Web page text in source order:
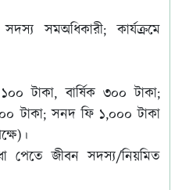
সমঅধিকারী; কার্যক্রমে
টাকা, বার্ষিক ৩০০ টাকা;
টাকা; সনদ ফি ১,০০০ টাকা
পেতে জীবন সদস্য/নিয়মিত